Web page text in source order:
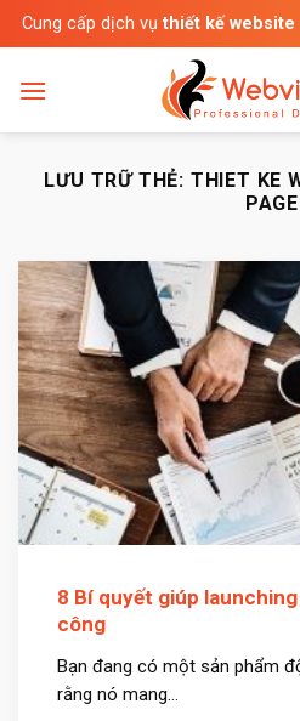
qua
dung
Cung cấp dịch vụ thiết kế website
LƯU TRỮ THẺ: THIET KE
PAGE
8 Bí quyết giúp
công
Bạn đang có một sản phẩm
rằng nó mang...